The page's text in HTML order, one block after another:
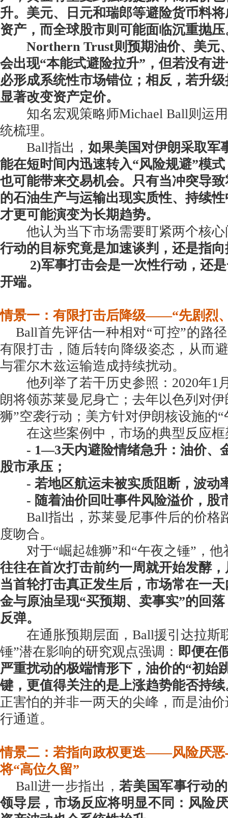
升。美元、日元和瑞郎等避险货币料
资产，而全球股市则可能面临沉重抛压
Northern Trust则预期油价、美元
会出现“本能式避险拉升”，但若没有
必形成系统性市场错位；相反，若升
显著改变资产定价。
知名宏观策略师Michael Ball则运用
统梳理。
Ball指出， 如果美国对伊朗采取军
能在短时间内迅速转入“风险规避”模
也可能带来交易机会。只有当冲突导
的石油生产与运输出现实质性、持续
才更可能演变为长期趋势。
他认为当下市场需要盯紧两个
行动的目标究竟是加速谈判，还是指
2)军事打击会是一次性行动，还
开端。
情景一：有限打击后降级——“先剧烈
Ball首先评估一种相对“可控”的路
有限打击，随后转向降级姿态，从而
与霍尔木兹运输造成持续扰动。
他列举了若干历史参照：2020年1
朗将领苏莱曼尼身亡；去年以色列对
狮”空袭行动；美方针对伊朗核设施的
在这些案例中，市场的典型反应框
- 1—3天内避险情绪急升：油价、
股市承压；
- 若地区航运未被实质阻断，波动
- 随着油价回吐事件风险溢价，股
Ball指出，苏莱曼尼事件后的价格
度吻合。
对于“崛起雄狮”和“午夜之锤”，他
往往在首次打击前约一周就开始发酵
当首轮打击真正发生后，市场常在一
金与原油呈现“买预期、卖事实”的回
反弹。
在通胀预期层面，Ball援引达拉斯
锤”潜在影响的研究观点强调： 即便在
严重扰动的极端情形下，油价的“初始
键，更值得关注的是上涨趋势能否持
正害怕的并非一两天的尖峰，而是油
行通道。
情景二：若指向政权更迭——风险厌恶
将“高位久留”
Ball进一步指出，若美国军事行动
领导层，市场反应将明显不同：风险